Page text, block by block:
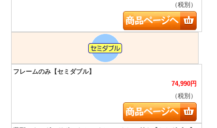
（税別）
74,990円
（税別）